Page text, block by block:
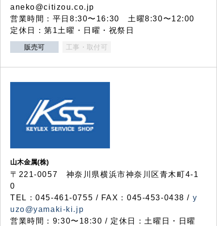
aneko@citizou.co.jp
営業時間：平日8:30〜16:30 土曜8:30〜12:00
定休日：第1土曜・日曜・祝祭日
販売可 工事・取付可
山木金属(株)
〒221-0057 神奈川県横浜市神奈川区青木町4-1
0
TEL：045-461-0755 / FAX：045-453-0438 / y
uzo@yamaki-ki.jp
営業時間：9:30〜18:30 / 定休日：土曜日・日曜